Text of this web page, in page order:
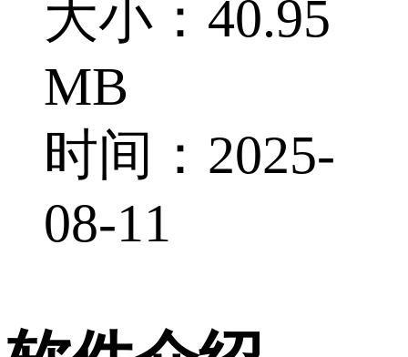
大小：40.95
MB
时间：2025-
08-11